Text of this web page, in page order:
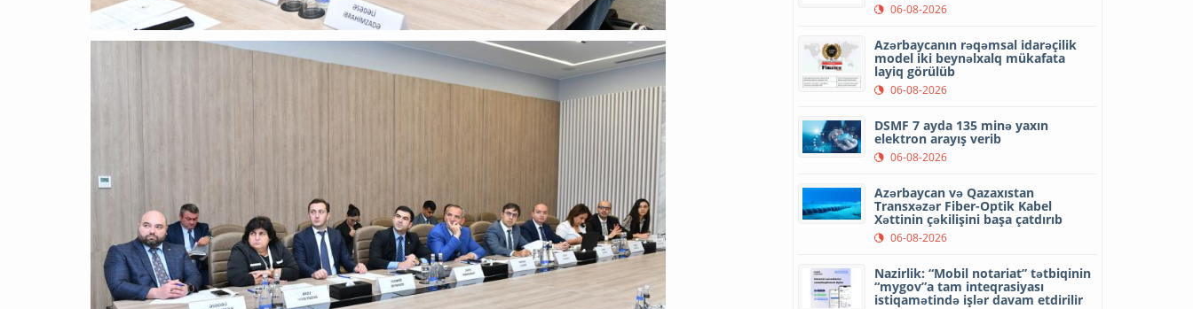
06-08-2026
Azərbaycanın rəqəmsal idarəçilik
model iki beynəlxalq mükafata
layiq görülüb
06-08-2026
DSMF 7 ayda 135 minə yaxın
elektron arayış verib
06-08-2026
Azərbaycan və Qazaxıstan
Transxəzər Fiber-Optik Kabel
Xəttinin çəkilişini başa çatdırıb
06-08-2026
Nazirlik: “Mobil notariat” tətbiqinin
“mygov”a tam inteqrasiyası
istiqamətində işlər davam etdirilir